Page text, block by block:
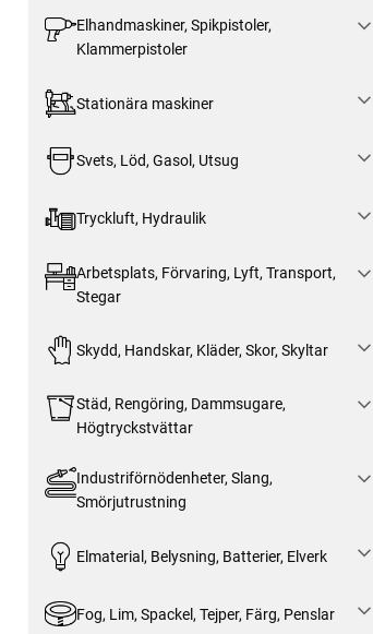
Elhandmaskiner, Spikpistoler,
Klammerpistoler
Stationära maskiner
Svets, Löd, Gasol, Utsug
Tryckluft, Hydraulik
Arbetsplats, Förvaring, Lyft, Transport,
Stegar
Skydd, Handskar, Kläder, Skor, Skyltar
Städ, Rengöring, Dammsugare,
Högtryckstvättar
Industriförnödenheter, Slang,
Smörjutrustning
Elmaterial, Belysning, Batterier, Elverk
Fog, Lim, Spackel, Tejper, Färg, Penslar